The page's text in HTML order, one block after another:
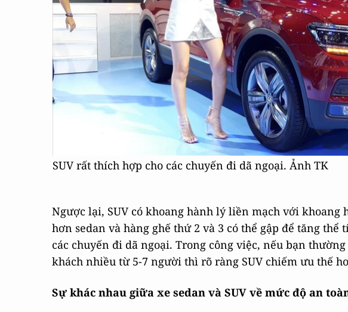
SUV rất thích hợp cho các chuyến đi dã ngoại. Ảnh TK
Ngược lại, SUV có khoang hành lý liền mạch với
hơn sedan và hàng ghế thứ 2 và 3 có thể gập để tăng thể
các chuyến đi dã ngoại. Trong công việc, nếu bạn
khách nhiều từ 5-7 người thì rõ ràng SUV chiếm ưu thế
Sự khác nhau giữa xe sedan và SUV về mức độ an